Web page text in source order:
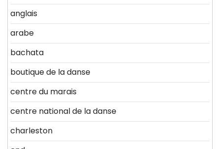
anglais
arabe
bachata
boutique de la danse
centre du marais
centre national de la danse
charleston